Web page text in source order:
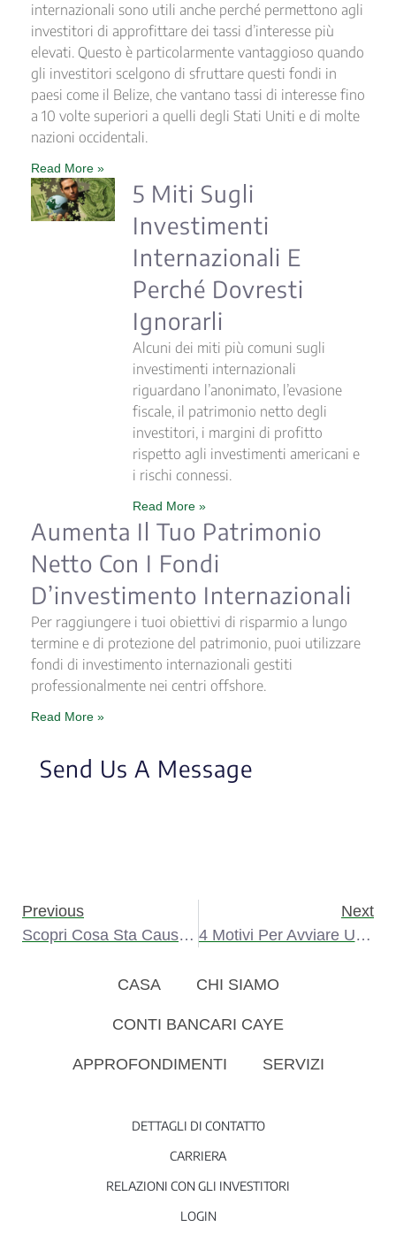
internazionali sono utili anche perché permettono agli
investitori di approfittare dei tassi d’interesse più
elevati. Questo è particolarmente vantaggioso quando
gli investitori scelgono di sfruttare questi fondi in
paesi come il Belize, che vantano tassi di interesse fino
a 10 volte superiori a quelli degli Stati Uniti e di molte
nazioni occidentali.
Read More »
5 Miti Sugli
Investimenti
Internazionali E
Perché Dovresti
Ignorarli
Alcuni dei miti più comuni sugli
investimenti internazionali
riguardano l’anonimato, l’evasione
fiscale, il patrimonio netto degli
investitori, i margini di profitto
rispetto agli investimenti americani e
i rischi connessi.
Read More »
Aumenta Il Tuo Patrimonio
Netto Con I Fondi
D’investimento Internazionali
Per raggiungere i tuoi obiettivi di risparmio a lungo
termine e di protezione del patrimonio, puoi utilizzare
fondi di investimento internazionali gestiti
professionalmente nei centri offshore.
Read More »
Send Us A Message
Previous
Scopri Cosa Sta Causando La Crescente Popolarità Del Settore Bancario Offshore Privato
Next
4 Motivi Per Avviare Una Società Offshore
CASA CHI SIAMO
CONTI BANCARI CAYE
APPROFONDIMENTI SERVIZI
DETTAGLI DI CONTATTO
CARRIERA
RELAZIONI CON GLI INVESTITORI
LOGIN